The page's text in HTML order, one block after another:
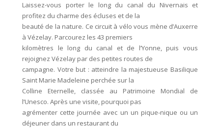
Laissez-vous porter le long du canal du Nivernais et
profitez du charme des écluses et de la
beauté de la nature. Ce circuit à vélo vous mène d’Auxerre
à Vézelay. Parcourez les 43 premiers
kilomètres le long du canal et de l’Yonne, puis vous
rejoignez Vézelay par des petites routes de
campagne. Votre but : atteindre la majestueuse Basilique
Saint Marie Madeleine perchée sur la
Colline Eternelle, classée au Patrimoine Mondial de
l’Unesco. Après une visite, pourquoi pas
agrémenter cette journée avec un un pique-nique ou un
déjeuner dans un restaurant du